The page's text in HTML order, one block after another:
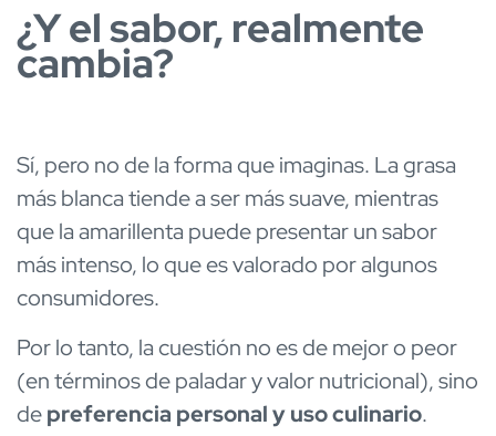
¿Y el sabor, realmente
cambia?
Sí, pero no de la forma que imaginas. La grasa
más blanca tiende a ser más suave, mientras
que la amarillenta puede presentar un sabor
más intenso, lo que es valorado por algunos
consumidores.
Por lo tanto, la cuestión no es de mejor o peor
(en términos de paladar y valor nutricional), sino
depreferencia personal y uso culinario.